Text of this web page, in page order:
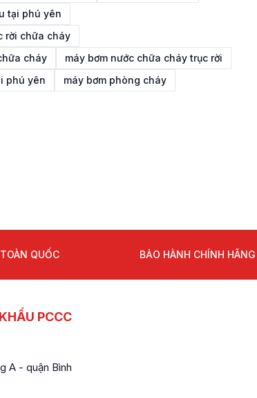
tại phú yên
rời chữa cháy
cháy
máy bơm nước chữa cháy trục rời
phú yên
máy bơm phòng cháy
QUỐC BẢO HÀNH CHÍNH HÃNG
PCCC
A - quận Bình